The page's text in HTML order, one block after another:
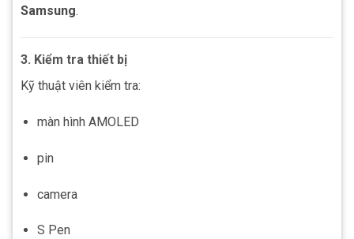
Samsung.
3. Kiểm tra thiết bị
Kỹ thuật viên kiểm tra:
màn hình AMOLED
pin
camera
S Pen